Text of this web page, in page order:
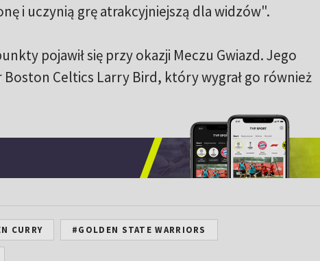
i uczynią grę atrakcyjniejszą dla widzów".
pojawił się przy okazji Meczu Gwiazd. Jego
Celtics Larry Bird, który wygrał go również
CURRY #GOLDEN STATE WARRIORS